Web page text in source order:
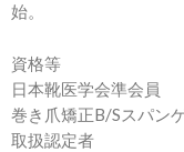
始。
資格等
日本靴医学会準会員
巻き爪矯正B/Sスパン
取扱認定者